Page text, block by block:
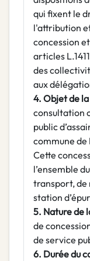
qui fixent le
l'attribution
concession
articles
des
aux
4. Objet de
consultation
public
commune de
Cette
l’ensemble
transport,
station
5. Nature de
de
de service
6. Durée du